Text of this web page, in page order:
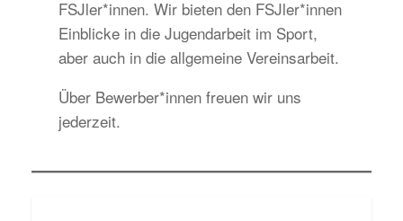
FSJler*innen. Wir bieten den FSJler*innen
Einblicke in die Jugendarbeit im Sport,
aber auch in die allgemeine Vereinsarbeit.
Über Bewerber*innen freuen wir uns
jederzeit.